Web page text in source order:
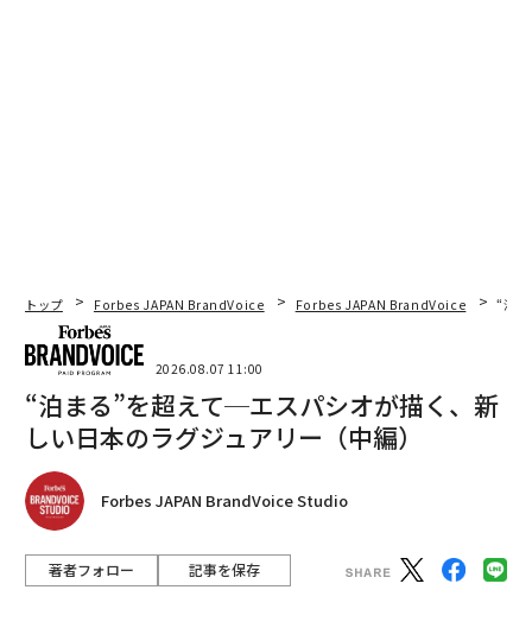
トップ Forbes JAPAN BrandVoice Forbes JAPAN BrandVoice “泊
2026.08.07 11:00
“泊まる”を超えて─エスパシオが描く、新
しい日本のラグジュアリー（中編）
Forbes JAPAN BrandVoice Studio
著者フォロー 記事を保存